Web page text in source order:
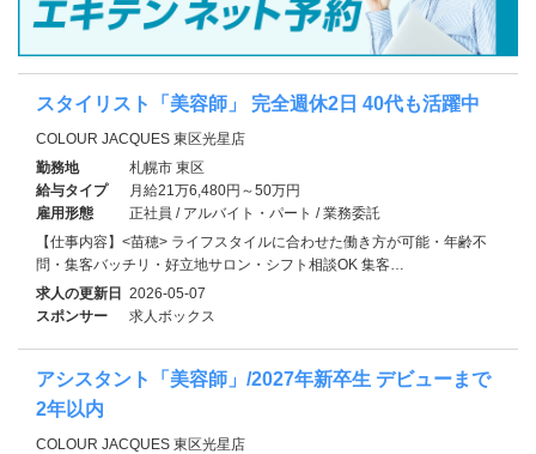
スタイリスト「美容師」 完全週休2日 40代も活躍中
COLOUR JACQUES 東区光星店
勤務地
札幌市 東区
給与タイプ
月給21万6,480円～50万円
雇用形態
正社員 / アルバイト・パート / 業務委託
【仕事内容】<苗穂> ライフスタイルに合わせた働き方が可能・年齢不
問・集客バッチリ・好立地サロン・シフト相談OK 集客…
求人の更新日 2026-05-07
スポンサー
求人ボックス
アシスタント「美容師」/2027年新卒生 デビューまで
2年以内
COLOUR JACQUES 東区光星店